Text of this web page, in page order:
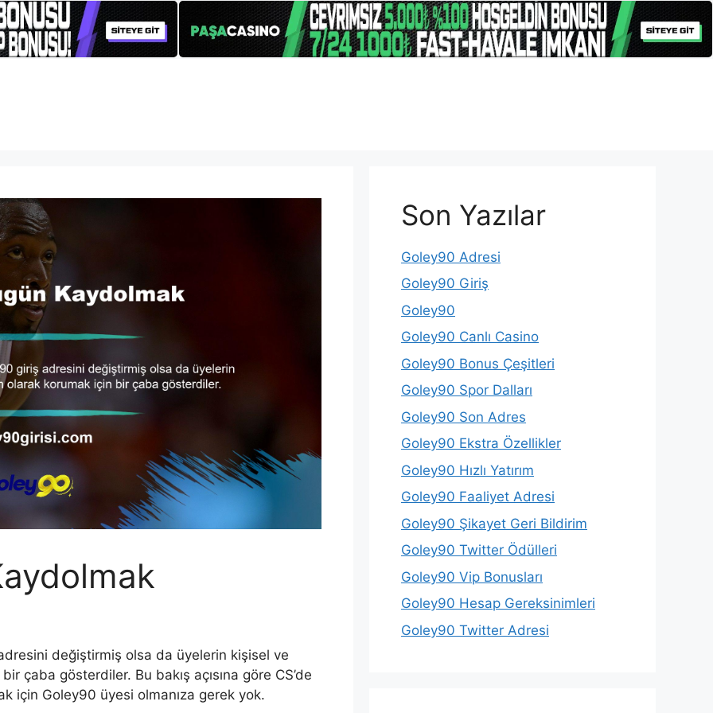
değiştirmiş olsa da üyelerin kişisel ve
çaba gösterdiler. Bu bakış açısına göre CS’de
için Goley90 üyesi olmanıza gerek yok.
Son Yazılar
Goley90 Adresi
Goley90 Giriş
Goley90
Goley90 Canlı Casino
Goley90 Bonus Çeşitleri
Goley90 Spor Dalları
Goley90 Son Adres
Goley90 Ekstra Özellikler
Goley90 Hızlı Yatırım
Goley90 Faaliyet Adresi
Goley90 Şikayet Geri Bildirim
Goley90 Twitter Ödülleri
Goley90 Vip Bonusları
Goley90 Hesap Gereksinimleri
Goley90 Twitter Adresi